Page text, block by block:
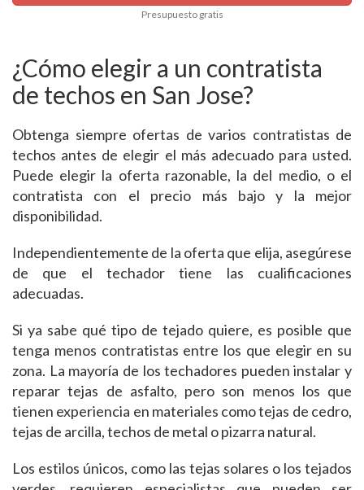
Presupuesto gratis
¿Cómo elegir a un contratista
de techos en San Jose?
Obtenga siempre ofertas de varios contratistas de
techos antes de elegir el más adecuado para usted.
Puede elegir la oferta razonable, la del medio, o el
contratista con el precio más bajo y la mejor
disponibilidad.
Independientemente de la oferta que elija, asegúrese
de que el techador tiene las cualificaciones
adecuadas.
Si ya sabe qué tipo de tejado quiere, es posible que
tenga menos contratistas entre los que elegir en su
zona. La mayoría de los techadores pueden instalar y
reparar tejas de asfalto, pero son menos los que
tienen experiencia en materiales como tejas de cedro,
tejas de arcilla, techos de metal o pizarra natural.
Los estilos únicos, como las tejas solares o los tejados